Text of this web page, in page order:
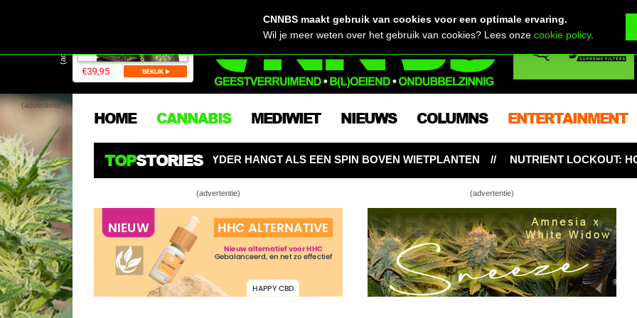
(advertentie)
(advertentie)
HOME CANNABIS MEDIWIET NIEUWS COLUMNS ENTERTAINMENT
TOPSTORIES
KWEEKROBOT SPYDER HANGT ALS EEN SPIN BOVEN WIETPLANTEN NUTRIENT LOCKOUT: HONGERIGE
(advertentie) (advertentie)
Nederwietvloggers Teknetter – Appel smoking
CNNBS maakt gebruik van cookies voor een optimale ervaring.
Wil je meer weten over het gebruik van cookies? Lees onzecookie policy.